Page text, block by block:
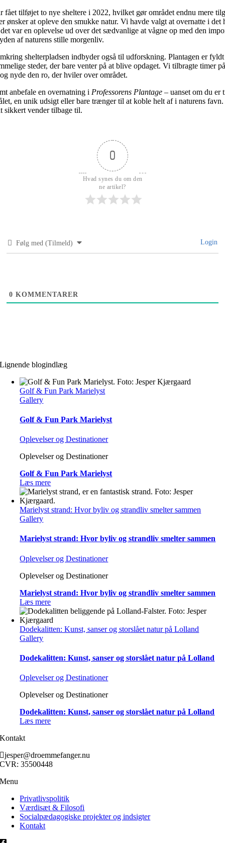
fået tilføjet to nye sheltere i 2022, hvilket gør området endnu mere
ønsker at opleve den smukke natur. Vi havde valgt at overnatte i det
var en oplevelse ud over det sædvanlige at vågne op med den
af naturens stille morgenliv.
shelterpladsen indbyder også til udforskning. Plantagen er
steder, der bare venter på at blive opdaget. Vi tilbragte timer
nyde den ro, der hviler over området.
anbefale en overnatning i Professorens Plantage – uanset om du er
en unik udsigt eller bare trænger til at koble helt af i naturens favn.
sikkert vender tilbage til.
0
Hvad synes du om den
ne artikel?
Følg med (Tilmeld) Login
0 KOMMENTARER
Lignende blogindlæg
Golf & Fun Park Marielyst
Gallery
Golf & Fun Park Marielyst
Oplevelser og Destinationer
Oplevelser og Destinationer
Golf & Fun Park Marielyst
Læs mere
Marielyst strand: Hvor byliv og strandliv smelter sammen
Gallery
Marielyst strand: Hvor byliv og strandliv smelter sammen
Oplevelser og Destinationer
Oplevelser og Destinationer
Marielyst strand: Hvor byliv og strandliv smelter sammen
Læs mere
Dodekalitten: Kunst, sanser og storslået natur på Lolland
Gallery
Dodekalitten: Kunst, sanser og storslået natur på Lolland
Oplevelser og Destinationer
Oplevelser og Destinationer
Dodekalitten: Kunst, sanser og storslået natur på Lolland
Læs mere
Kontakt
jesper@droemmefanger.nu
CVR: 35500448
Menu
Privatlivspolitik
Værdisæt & Filosofi
Socialpædagogiske projekter og indsigter
Kontakt